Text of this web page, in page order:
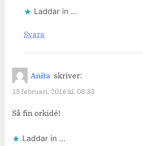
Laddar in …
Svara
Anita skriver:
13 februari, 2016 kl. 08:33
Så fin orkidé!
Laddar in …